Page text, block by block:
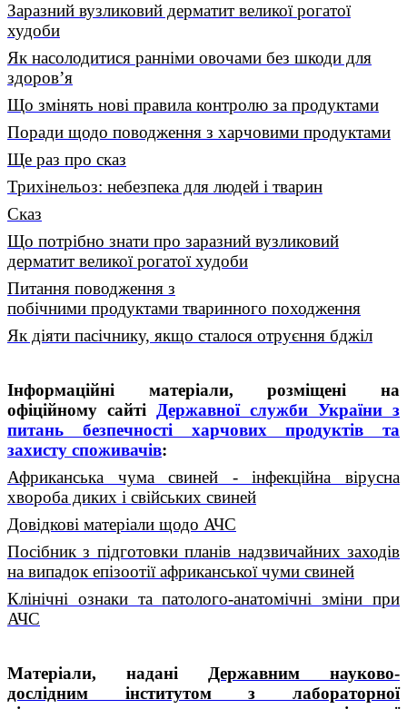
Заразний вузликовий дерматит великої рогатої
худоби
Як насолодитися ранніми овочами без шкоди для
здоров’я
Що змінять нові правила контролю за продуктами
Поради щодо поводження з харчовими продуктами
Ще раз про сказ
Трихінельоз: небезпека для людей і тварин
Сказ
Що потрібно знати про заразний вузликовий
дерматит великої рогатої худоби
Питання поводження з
побічними продуктами тваринного походження
Як діяти пасічнику, якщо сталося отруєння бджіл
Інформаційні матеріали, розміщені на
офіційному сайті Державної служби України з
питань безпечності харчових продуктів та
захисту споживачів:
Африканська чума свиней - інфекційна вірусна
хвороба диких і свійських свиней
Довідкові матеріали щодо АЧС
Посібник з підготовки планів надзвичайних заходів
на випадок епізоотії африканської чуми свиней
Клінічні ознаки та патолого-анатомічні зміни при
АЧС
Матеріали, надані Державним науково-
дослідним інститутом з лабораторної